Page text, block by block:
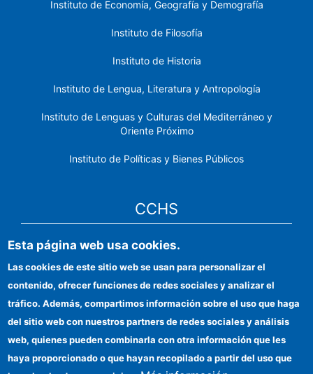
Instituto de Economía, Geografía y Demografía
Instituto de Filosofía
Instituto de Historia
Instituto de Lengua, Literatura y Antropología
Instituto de Lenguas y Culturas del Mediterráneo y
Oriente Próximo
Instituto de Políticas y Bienes Públicos
CCHS
Sede electrónica CSIC
Identidad institucional
Información para proveedores
Ayudas FEDER
Organismos financiadores
Esta página web usa cookies.
Las cookies de este sitio web se usan para personalizar el
contenido, ofrecer funciones de redes sociales y analizar el
tráfico. Además, compartimos información sobre el uso que haga
del sitio web con nuestros partners de redes sociales y análisis
web, quienes pueden combinarla con otra información que les
haya proporcionado o que hayan recopilado a partir del uso que